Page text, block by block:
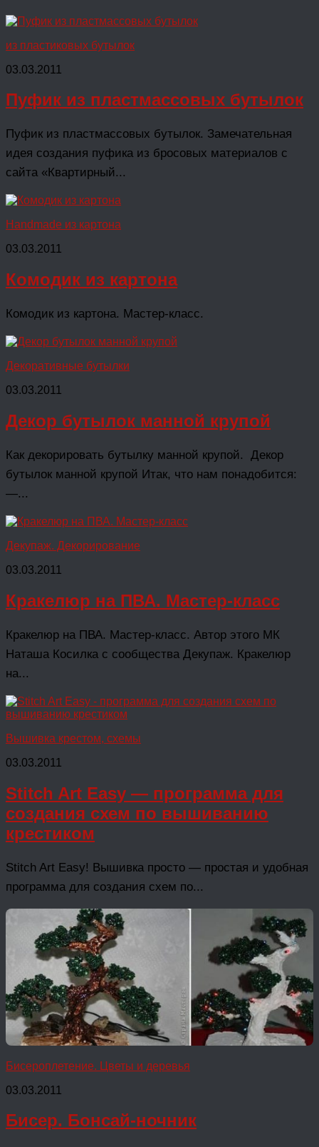
из пластиковых бутылок
03.03.2011
Пуфик из пластмассовых бутылок
Пуфик из пластмассовых бутылок. Замечательная
идея создания пуфика из бросовых материалов с
сайта «Квартирный...
Handmade из картона
03.03.2011
Комодик из картона
Комодик из картона. Мастер-класс.
Декоративные бутылки
03.03.2011
Декор бутылок манной крупой
Как декорировать бутылку манной крупой. Декор
бутылок манной крупой Итак, что нам понадобится:
—...
Декупаж. Декорирование
03.03.2011
Кракелюр на ПВА. Мастер-класс
Кракелюр на ПВА. Мастер-класс. Автор этого МК
Наташа Косилка с сообщества Декупаж. Кракелюр
на...
Вышивка крестом, схемы
03.03.2011
Stitch Art Easy — программа для
создания схем по вышиванию
крестиком
Stitch Art Easy! Вышивка просто — простая и удобная
программа для создания схем по...
Бисероплетение. Цветы и деревья
03.03.2011
Бисер. Бонсай-ночник